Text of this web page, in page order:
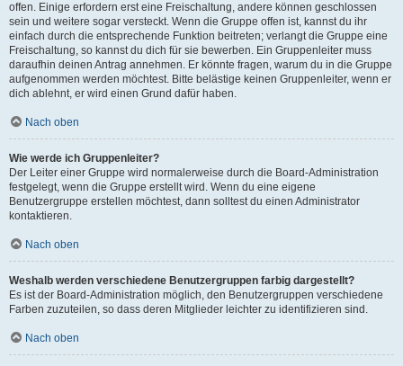
offen. Einige erfordern erst eine Freischaltung, andere können geschlossen
sein und weitere sogar versteckt. Wenn die Gruppe offen ist, kannst du ihr
einfach durch die entsprechende Funktion beitreten; verlangt die Gruppe eine
Freischaltung, so kannst du dich für sie bewerben. Ein Gruppenleiter muss
daraufhin deinen Antrag annehmen. Er könnte fragen, warum du in die Gruppe
aufgenommen werden möchtest. Bitte belästige keinen Gruppenleiter, wenn er
dich ablehnt, er wird einen Grund dafür haben.
Nach oben
Wie werde ich Gruppenleiter?
Der Leiter einer Gruppe wird normalerweise durch die Board-Administration
festgelegt, wenn die Gruppe erstellt wird. Wenn du eine eigene
Benutzergruppe erstellen möchtest, dann solltest du einen Administrator
kontaktieren.
Nach oben
Weshalb werden verschiedene Benutzergruppen farbig dargestellt?
Es ist der Board-Administration möglich, den Benutzergruppen verschiedene
Farben zuzuteilen, so dass deren Mitglieder leichter zu identifizieren sind.
Nach oben